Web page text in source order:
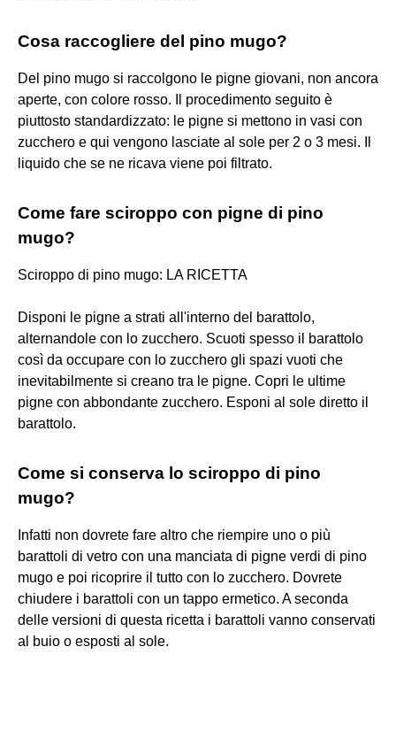
Cosa raccogliere del pino mugo?
Del pino mugo si raccolgono le pigne giovani, non ancora
aperte, con colore rosso. Il procedimento seguito è
piuttosto standardizzato: le pigne si mettono in vasi con
zucchero e qui vengono lasciate al sole per 2 o 3 mesi. Il
liquido che se ne ricava viene poi filtrato.
Come fare sciroppo con pigne di pino
mugo?
Sciroppo di pino mugo: LA RICETTA
Disponi le pigne a strati all'interno del barattolo,
alternandole con lo zucchero. Scuoti spesso il barattolo
così da occupare con lo zucchero gli spazi vuoti che
inevitabilmente si creano tra le pigne. Copri le ultime
pigne con abbondante zucchero. Esponi al sole diretto il
barattolo.
Come si conserva lo sciroppo di pino
mugo?
Infatti non dovrete fare altro che riempire uno o più
barattoli di vetro con una manciata di pigne verdi di pino
mugo e poi ricoprire il tutto con lo zucchero. Dovrete
chiudere i barattoli con un tappo ermetico. A seconda
delle versioni di questa ricetta i barattoli vanno conservati
al buio o esposti al sole.